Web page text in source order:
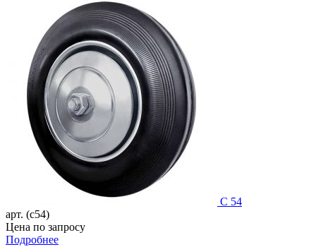
C 54
арт. (c54)
Цена по запросу
Подробнее